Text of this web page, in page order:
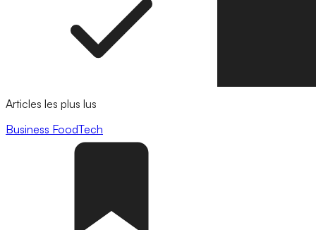
Articles les plus lus
Business FoodTech